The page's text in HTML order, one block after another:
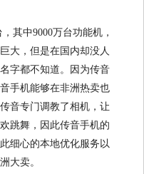
其中9000万台功能机，
大，但是在国内却没人
字都不知道。因为传音
手机能够在非洲热卖也
音专门调教了相机，让
跳舞，因此传音手机的
细心的本地优化服务以
大卖。